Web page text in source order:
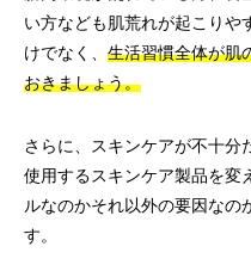
い方なども肌荒れが起こりや
けでなく、 生活習慣全体が肌
おきましょう。
さらに、スキンケアが不十分
使用するスキンケア製品を変
ルなのかそれ以外の要因なの
す。